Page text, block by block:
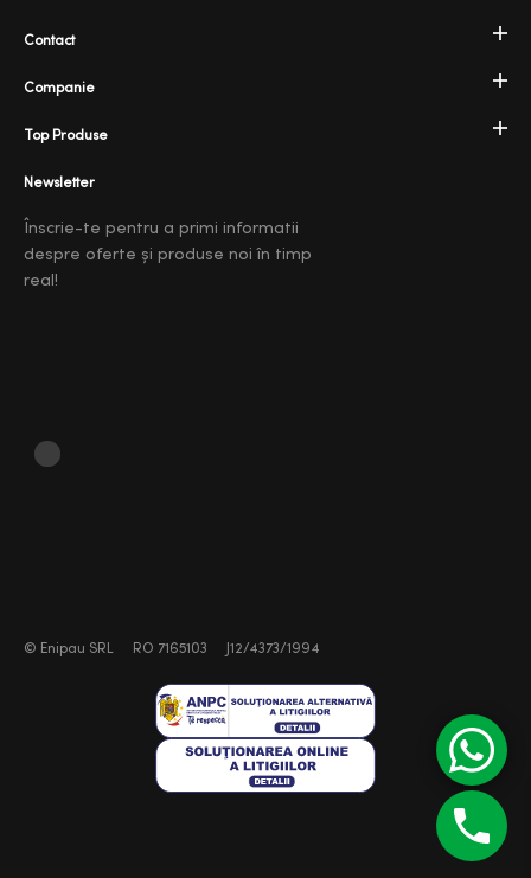
Companie
Top Produse
Contact
Newsletter
Înscrie-te pentru a primi informatii
despre oferte și produse noi în timp
real!
© Enipau SRL RO 7165103 J12/4373/1994